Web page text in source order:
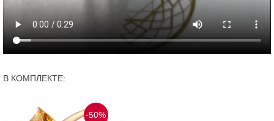
В КОМПЛЕКТЕ:
-50%